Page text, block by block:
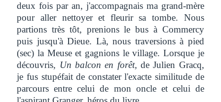
deux fois par an, j'accompagnais ma grand-mère
pour aller nettoyer et fleurir sa tombe. Nous
partions très tôt, prenions le bus à Commercy
puis jusqu'à Dieue. Là, nous traversions à pied
(sec) la Meuse et gagnions le village. Lorsque je
découvris, Un balcon en forêt, de Julien Gracq,
je fus stupéfait de constater l'exacte similitude de
parcours entre celui de mon oncle et celui de